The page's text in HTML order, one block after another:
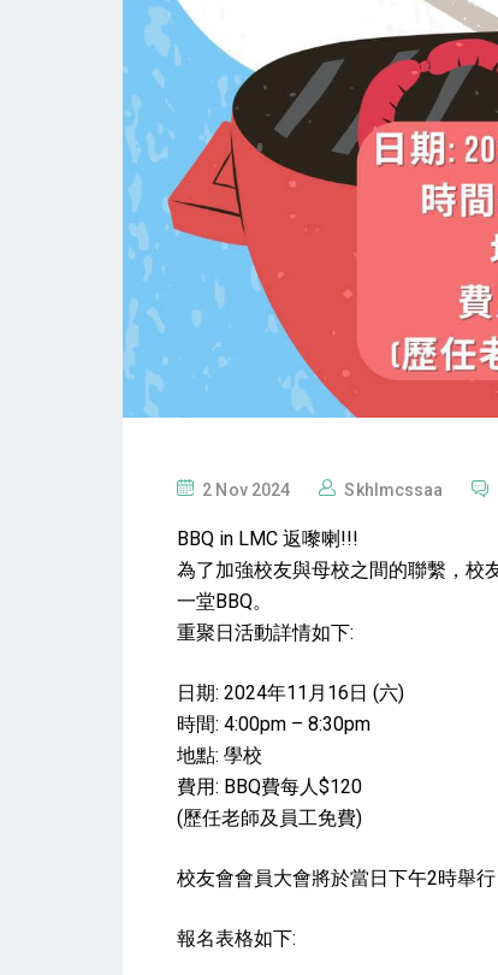
P
S
T
E
D
N
2 Nov 2024 Skhlmcssaa
BBQ in LMC 返嚟喇!!!
為了加強校友與母校之間的聯繫，校
一堂BBQ。
重聚日活動詳情如下:
日期: 2024年11月16日 (六)
時間: 4:00pm – 8:30pm
地點: 學校
費用: BBQ費每人$120
(歷任老師及員工免費)
校友會會員大會將於當日下午2時舉
報名表格如下: